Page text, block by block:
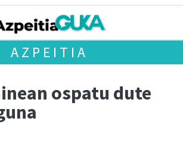
AZPEITIA
ospatu dute